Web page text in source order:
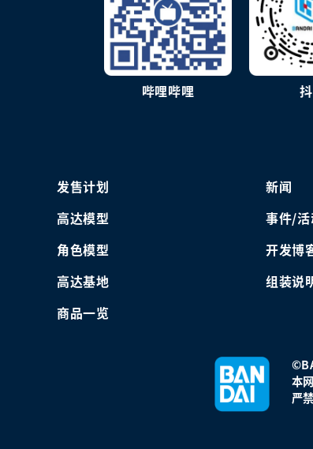
哔哩哔哩
发售计划
高达模型
角色模型
高达基地
商品一览
新闻
事件/活
开发博
组装说
本
严